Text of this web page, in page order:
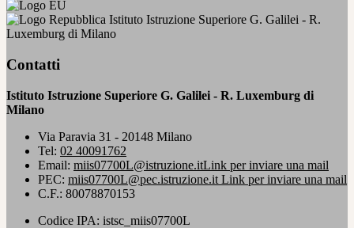
Istituto Istruzione Superiore G. Galilei - R.
Luxemburg di Milano
Contatti
Istituto Istruzione Superiore G. Galilei - R. Luxemburg di
Milano
Via Paravia 31 - 20148 Milano
Tel: 02 40091762
Email: miis07700L@istruzione.itLink per inviare una mail
PEC: miis07700L@pec.istruzione.it Link per inviare una mail
C.F.: 80078870153
Codice IPA: istsc_miis07700L